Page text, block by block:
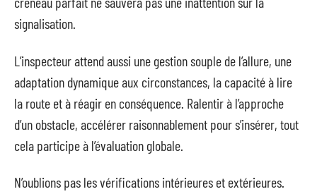
signalisation.
L’inspecteur attend aussi une gestion souple de l’allure, une
adaptation dynamique aux circonstances, la capacité à lire
la route et à réagir en conséquence. Ralentir à l’approche
d’un obstacle, accélérer raisonnablement pour s’insérer, tout
cela participe à l’évaluation globale.
N’oublions pas les vérifications intérieures et extérieures.